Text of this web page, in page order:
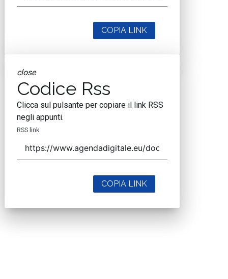
COPIA LINK
close
Codice Rss
Clicca sul pulsante per copiare il link RSS
negli appunti.
RSS link
COPIA LINK